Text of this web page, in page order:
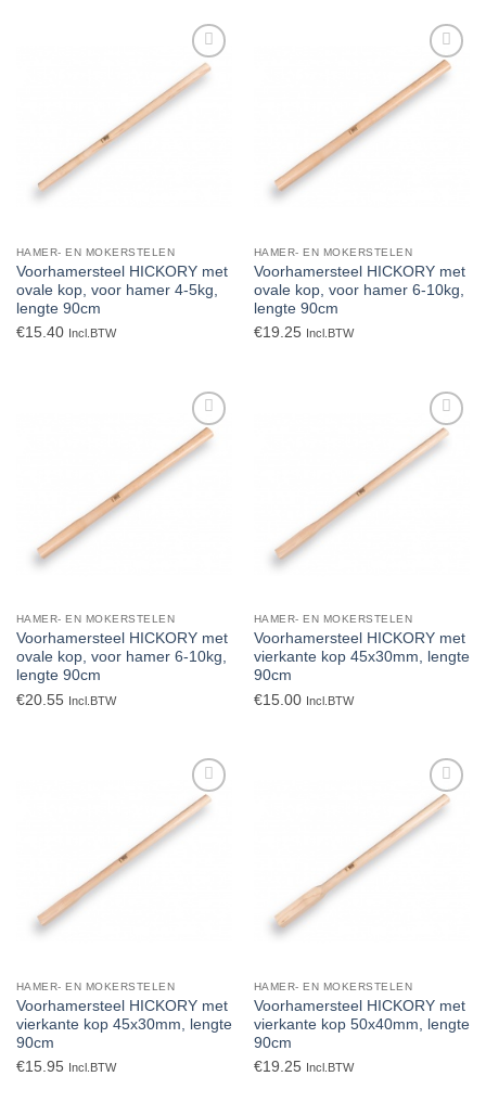
Toevoegen
aan
verlanglijst
HAMER- EN MOKERSTELEN
Voorhamersteel HICKORY met
ovale kop, voor hamer 4-5kg,
lengte 90cm
€15.40 Incl.BTW
Toevoegen
aan
verlanglijst
HAMER- EN MOKERSTELEN
Voorhamersteel HICKORY met
ovale kop, voor hamer 6-10kg,
lengte 90cm
€19.25 Incl.BTW
Toevoegen
aan
verlanglijst
HAMER- EN MOKERSTELEN
Voorhamersteel HICKORY met
ovale kop, voor hamer 6-10kg,
lengte 90cm
€20.55 Incl.BTW
Toevoegen
aan
verlanglijst
HAMER- EN MOKERSTELEN
Voorhamersteel HICKORY met
vierkante kop 45x30mm, lengte
90cm
€15.00 Incl.BTW
Toevoegen
aan
verlanglijst
HAMER- EN MOKERSTELEN
Voorhamersteel HICKORY met
vierkante kop 45x30mm, lengte
90cm
€15.95 Incl.BTW
Toevoegen
aan
verlanglijst
HAMER- EN MOKERSTELEN
Voorhamersteel HICKORY met
vierkante kop 50x40mm, lengte
90cm
€19.25 Incl.BTW